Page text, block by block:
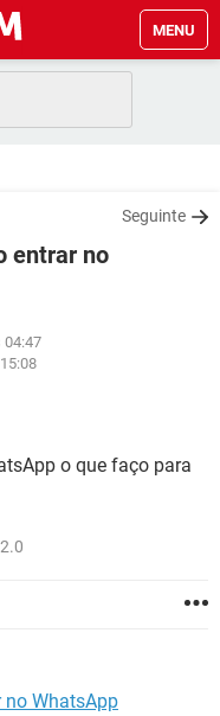
MENU
Seguinte
entrar no
04:47
o que faço para
no WhatsApp